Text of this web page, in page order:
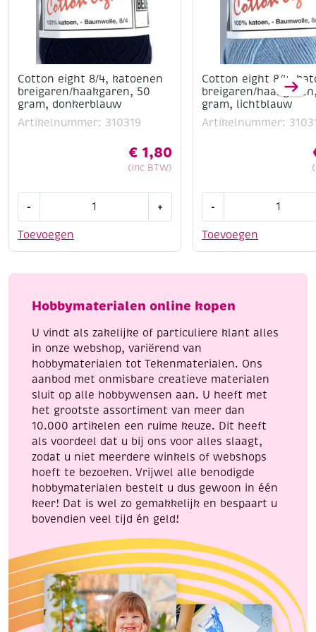
Cotton eight 8/4, katoenen
breigaren/haakgaren, 50
gram, donkerblauw
Artikelnummer: 310319
€ 1,80
(Inc BTW)
Toevoegen
-
8/4,
50
donkerblauw
+
Cotton eight 8/4,
breigaren/
gram, lichtblauw
Artikelnummer:
Toevoegen
-
8/4,
50
lichtblauw
Hobbymaterialen online kopen
U vindt als zakelijke of particuliere klant alles
in onze webshop, variërend van
hobbymaterialen tot Tekenmaterialen. Ons
aanbod met onmisbare creatieve materialen
sluit op alle hobbywensen aan. U heeft met
het grootste assortiment van meer dan
10.000 artikelen een ruime keuze. Dit heeft
als voordeel dat u bij ons voor alles slaagt,
zodat u niet meerdere winkels of webshops
hoeft te bezoeken. Vrijwel alle benodigde
hobbymaterialen bestelt u dus gewoon in één
keer! Dat is wel zo gemakkelijk en bespaart u
bovendien veel tijd én geld!